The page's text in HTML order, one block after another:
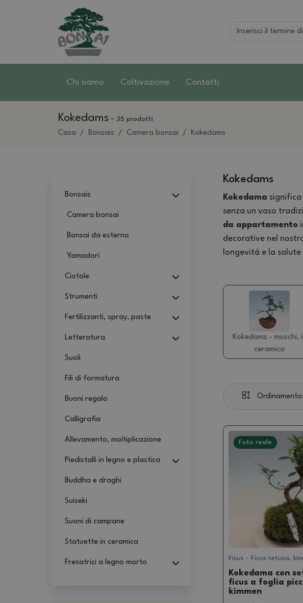
Chi siamo Coltivazione Contatti
Kokedams - 35 prodotti
Casa Bonsais Camera bonsai Kokedams
Bonsais
Camera bonsai
Bonsai da esterno
Yamadori
Ciotole
Strumenti
Fertilizzanti, spray, paste
Letteratura
Suoli
Fili di formatura
Buoni regalo
Calligrafia
Allevamento, moltiplicazione
Piedistalli in legno e plastica
Buddha e draghi
Suiseki
Suoni di campane
Statuette in ceramica
Fresatrici a legno morto
Kokedams
Kokedama
senza un vaso
da appartamento
decorative nel
longevità e la
Kokedams - muschi,
ceramica
Foto reale
Ficus - Ficus retusa,
Kokedama con
ficus a foglia
kimmen